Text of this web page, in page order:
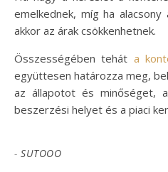
emelkednek, míg ha
akkor az árak csökkenhetnek.
Összességében tehát a
együttesen határozza meg,
az állapotot és minőséget,
beszerzési helyet és a piaci
- SUTOOO